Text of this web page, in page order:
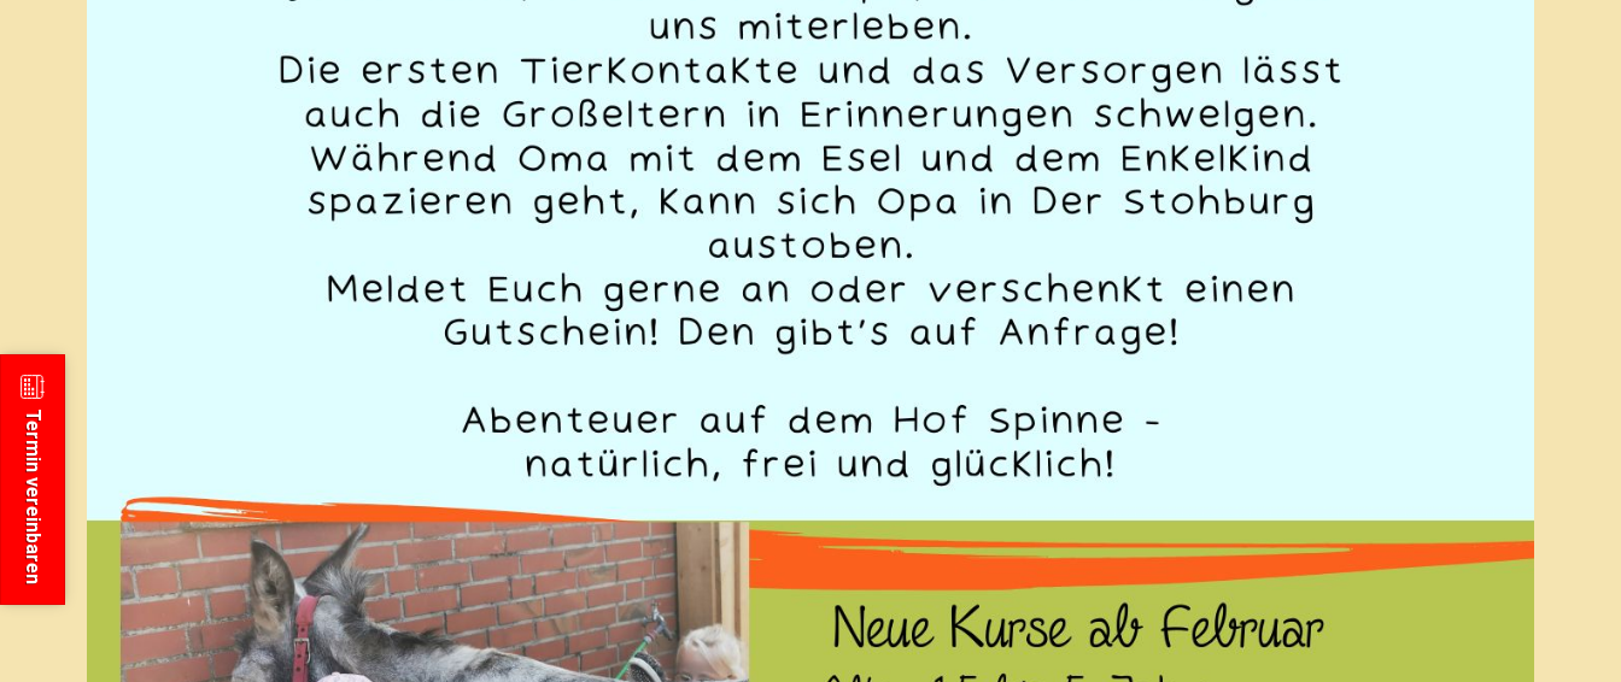
Termin vereinbaren